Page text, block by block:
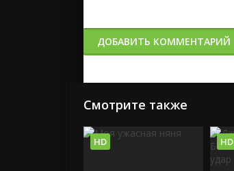
ДОБАВИТЬ КОММЕНТАРИЙ
Смотрите также
HD HD